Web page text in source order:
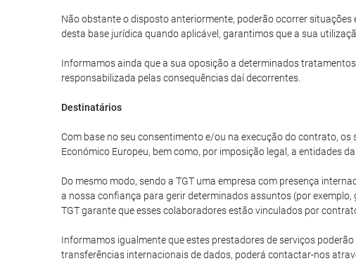
Não obstante o disposto anteriormente, poderão ocorrer
desta base jurídica quando aplicável, garantimos que a sua
Informamos ainda que a sua oposição a determinados
responsabilizada pelas consequências daí decorrentes.
Destinatários
Com base no seu consentimento e/ou na execução do contrato,
Económico Europeu, bem como, por imposição legal, a entidades
Do mesmo modo, sendo a TGT uma empresa com presença
a nossa confiança para gerir determinados assuntos (por
TGT garante que esses colaboradores estão vinculados por
Informamos igualmente que estes prestadores de serviços
transferências internacionais de dados, poderá contactar-nos